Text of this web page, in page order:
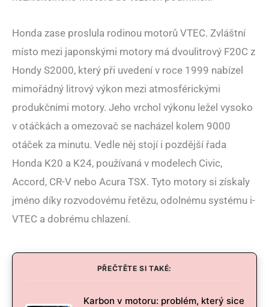
Honda zase proslula rodinou motorů VTEC. Zvláštní
místo mezi japonskými motory má dvoulitrový F20C z
Hondy S2000, který při uvedení v roce 1999 nabízel
mimořádný litrový výkon mezi atmosférickými
produkčními motory. Jeho vrchol výkonu ležel vysoko
v otáčkách a omezovač se nacházel kolem 9000
otáček za minutu. Vedle něj stojí i pozdější řada
Honda K20 a K24, používaná v modelech Civic,
Accord, CR-V nebo Acura TSX. Tyto motory si získaly
jméno díky rozvodovému řetězu, odolnému systému i-
VTEC a dobrému chlazení.
PŘEČTĚTE SI TAKÉ:
Karbon v motoru: problém, který sice